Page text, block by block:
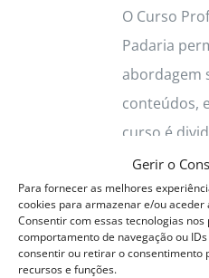
Gerir o
Para fornecer as melhores
cookies para armazenar e/ou
Consentir com essas tecnologias
comportamento de navegação ou
consentir ou retirar o consentimento
recursos e funções.
O Curso
Padaria
abordagem
conteúdos,
curso é
atuação
Aulas
Sara